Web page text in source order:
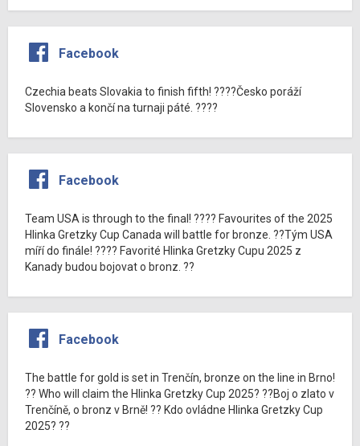
Facebook
Czechia beats Slovakia to finish fifth! ????Česko poráží
Slovensko a končí na turnaji páté. ????
Facebook
Team USA is through to the final! ???? Favourites of the 2025
Hlinka Gretzky Cup Canada will battle for bronze. ??Tým USA
míří do finále! ???? Favorité Hlinka Gretzky Cupu 2025 z
Kanady budou bojovat o bronz. ??
Facebook
The battle for gold is set in Trenčín, bronze on the line in Brno!
?? Who will claim the Hlinka Gretzky Cup 2025? ??Boj o zlato v
Trenčíně, o bronz v Brně! ?? Kdo ovládne Hlinka Gretzky Cup
2025? ??